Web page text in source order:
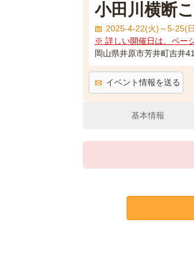
小田川横断
2025-4-22(火)～5-25(
※ 詳しい開催日は、ペー
岡山県井原市芳井町吉井
イベント情報を送る
基本情報